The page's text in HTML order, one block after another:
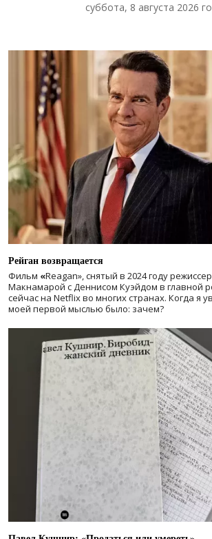
суббота, 8 августа 2026
Рейган возвращается
Фильм «Reagan», снятый в 2024 году
Макнамарой с Деннисом Куэйдом в главной
сейчас на Netflix во многих странах. Когда я
моей первой мыслью было: зачем?